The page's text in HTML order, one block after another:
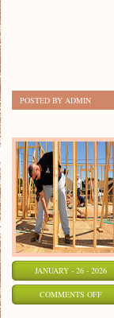
POSTED BY ADMIN
JANUARY - 26 - 2026
COMMENTS OFFON